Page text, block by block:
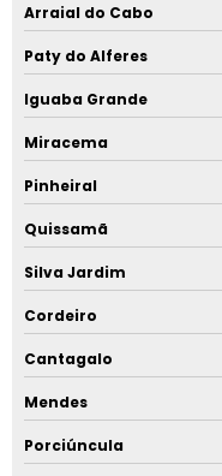
Arraial do Cabo
Paty do Alferes
Iguaba Grande
Miracema
Pinheiral
Quissamã
Silva Jardim
Cordeiro
Cantagalo
Mendes
Porciúncula